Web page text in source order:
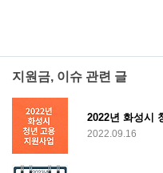
지원금, 이슈 관련 글
2022년 화성시
2022.09.16